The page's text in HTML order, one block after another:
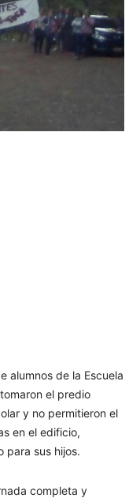
alumnos de la Escuela
el predio
y no permitieron el
en el edificio,
para sus hijos.
completa y